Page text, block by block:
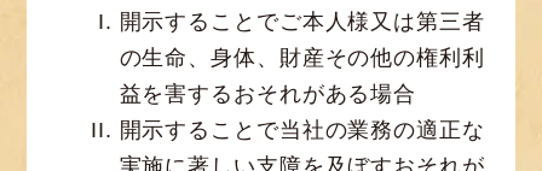
開示することでご本人様又は第三者
の生命、身体、財産その他の権利利
益を害するおそれがある場合
開示することで当社の業務の適正な